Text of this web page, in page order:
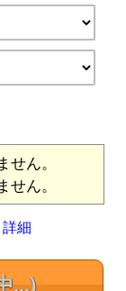
ん。
ん。
詳細
...)